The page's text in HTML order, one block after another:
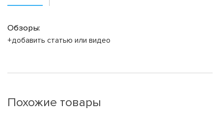
Обзоры:
+добавить статью или видео
Похожие товары